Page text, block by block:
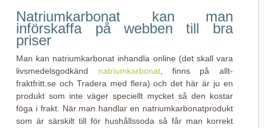
Natriumkarbonat kan man
införskaffa på webben till bra
priser
Man kan natriumkarbonat inhandla online (det skall vara
livsmedelsgodkänd natriumkarbonat, finns på allt-
fraktfritt.se och Tradera med flera) och det här är ju en
produkt som inte väger speciellt mycket så den kostar
föga i frakt. När man handlar en natriumkarbonatprodukt
som är särskilt till för hushållssoda så får man korrekt